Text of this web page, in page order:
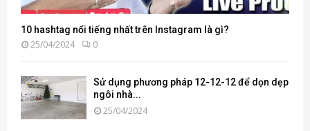
10 hashtag nổi tiếng nhất trên Instagram là gì?
25/04/2024 0
Sử dụng phương pháp 12-12-12 để dọn dẹp
ngôi nhà...
25/04/2024